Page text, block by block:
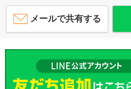
メールで共有する